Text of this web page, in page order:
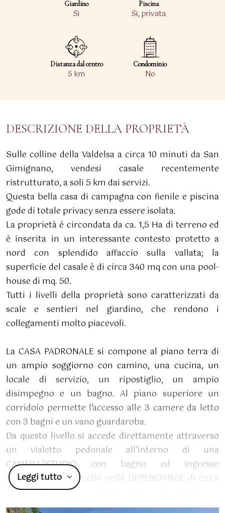
Giardino
Sì
Piscina
Sì, privata
Distanza dal centro
5 km
Condominio
No
DESCRIZIONE DELLA PROPRIETÀ
Sulle colline della Valdelsa a circa 10 minuti da San
Gimignano, vendesi casale recentemente
ristrutturato, a soli 5 km dai servizi.
Questa bella casa di campagna con fienile e piscina
gode di totale privacy senza essere isolata.
La proprietà è circondata da ca. 1,5 Ha di terreno ed
è inserita in un interessante contesto protetto a
nord con splendido affaccio sulla vallata; la
superficie del casale è di circa 340 mq con una pool-
house di mq. 50.
Tutti i livelli della proprietà sono caratterizzati da
scale e sentieri nel giardino, che rendono i
collegamenti molto piacevoli.
La CASA PADRONALE si compone al piano terra di
un ampio soggiorno con camino, una cucina, un
locale di servizio, un ripostiglio, un ampio
disimpegno e un bagno. Al piano superiore un
corridoio permette l’accesso alle 3 camere da letto
con 3 bagni e un vano guardaroba.
Da questo livello si accede direttamente attraverso
un vialetto pedonale all’interno di una
CAMERA/STUDIO con bagno ed ingresso
indipendente oltre che nella DEPENDANCE di circa
50 mq composta da una zona giorno con soppalco.
Gli edifici, sono stati oggetto di importanti
Leggi tutto